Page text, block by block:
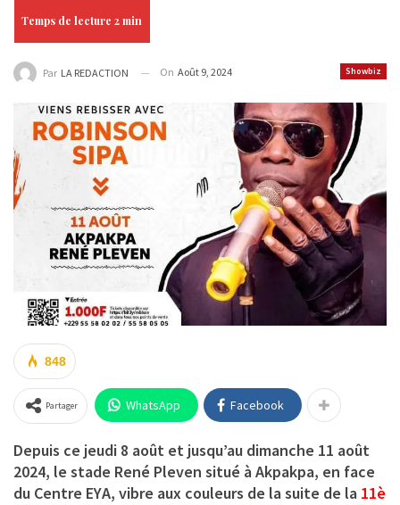
Showbiz
Par LA REDACTION On Août 9, 2024
848
Partager WhatsApp Facebook
Depuis ce jeudi 8 août et jusqu’au dimanche 11 août
2024, le stade René Pleven situé à Akpakpa, en face
du Centre EYA, vibre aux couleurs de la suite de la 11è